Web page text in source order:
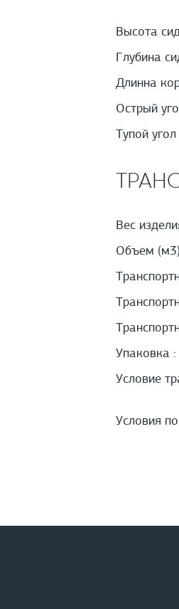
Высота
Глубина
Длинна
Острый
Тупой
Вес
Объем
Упаковка :
Условие
Условия